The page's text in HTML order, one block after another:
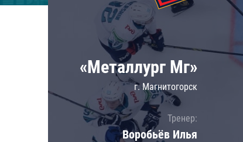
Локомотив
ЦСКА
Шанхайские Драконы
«Металлург Мг»
г. Магнитогорск
Тренер:
Воробьёв Илья